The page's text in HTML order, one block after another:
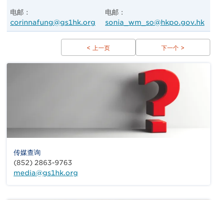
电邮：
corinnafung@gs1hk.org
电邮：
sonia_wm_so@hkpo.gov.hk
< 上一页 下一个 >
传媒查询
(852) 2863-9763
media@gs1hk.org